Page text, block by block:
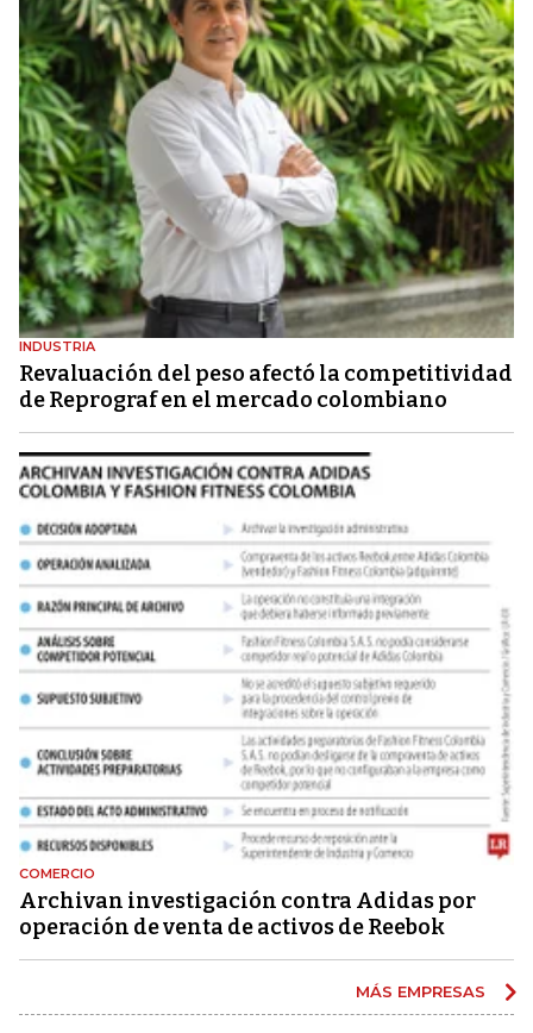
INDUSTRIA
Revaluación del peso afectó la competitividad
de Reprograf en el mercado colombiano
COMERCIO
Archivan investigación contra Adidas por
operación de venta de activos de Reebok
MÁS EMPRESAS